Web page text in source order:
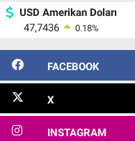
USD Amerikan Doları
47,7436
0.18%
FACEBOOK
X
INSTAGRAM